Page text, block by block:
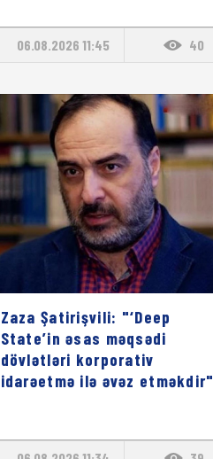
06.08.2026 11:45 40
Zaza Şatirişvili: "‘Deep
State’in əsas məqsədi
dövlətləri korporativ
idarəetmə ilə əvəz etməkdir"